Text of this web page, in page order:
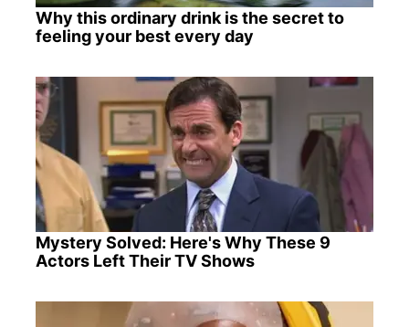
Why this ordinary drink is the secret to
feeling your best every day
Mystery Solved: Here's Why These 9
Actors Left Their TV Shows